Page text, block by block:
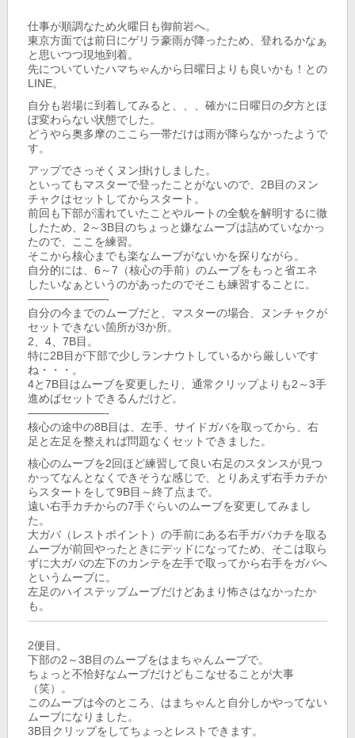
仕事が順調なため火曜日も御前岩へ。
東京方面では前日にゲリラ豪雨が降ったため、登れるかなぁ
と思いつつ現地到着。
先についていたハマちゃんから日曜日よりも良いかも！との
LINE。
自分も岩場に到着してみると、、、確かに日曜日の夕方とほ
ぼ変わらない状態でした。
どうやら奥多摩のここら一帯だけは雨が降らなかったようで
す。
アップでさっそくヌン掛けしました。
といってもマスターで登ったことがないので、2B目のヌン
チャクはセットしてからスタート。
前回も下部が濡れていたことやルートの全貌を解明するに徹
したため、2～3B目のちょっと嫌なムーブは詰めていなかっ
たので、ここを練習。
そこから核心までも楽なムーブがないかを探りながら。
自分的には、6～7（核心の手前）のムーブをもっと省エネ
したいなぁというのがあったのでそこも練習することに。
———————-
自分の今までのムーブだと、マスターの場合、ヌンチャクが
セットできない箇所が3か所。
2、4、7B目。
特に2B目が下部で少しランナウトしているから厳しいです
ね・・・。
4と7B目はムーブを変更したり、通常クリップよりも2～3手
進めばセットできるんだけど。
———————-
核心の途中の8B目は、左手、サイドガバを取ってから、右
足と左足を整えれば問題なくセットできました。
核心のムーブを2回ほど練習して良い右足のスタンスが見つ
かってなんとなくできそうな感じで、とりあえず右手カチか
らスタートをして9B目～終了点まで。
遠い右手カチからの7手ぐらいのムーブを変更してみまし
た。
大ガバ（レストポイント）の手前にある右手ガバカチを取る
ムーブが前回やったときにデッドになってため、そこは取ら
ずに大ガバの左下のカンテを左手で取ってから右手をガバへ
というムーブに。
左足のハイステップムーブだけどあまり怖さはなかったか
も。
2便目。
下部の2～3B目のムーブをはまちゃんムーブで。
ちょっと不恰好なムーブだけどもこなせることが大事
（笑）。
このムーブは今のところ、はまちゃんと自分しかやってない
ムーブになりました。
3B目クリップをしてちょっとレストできます。